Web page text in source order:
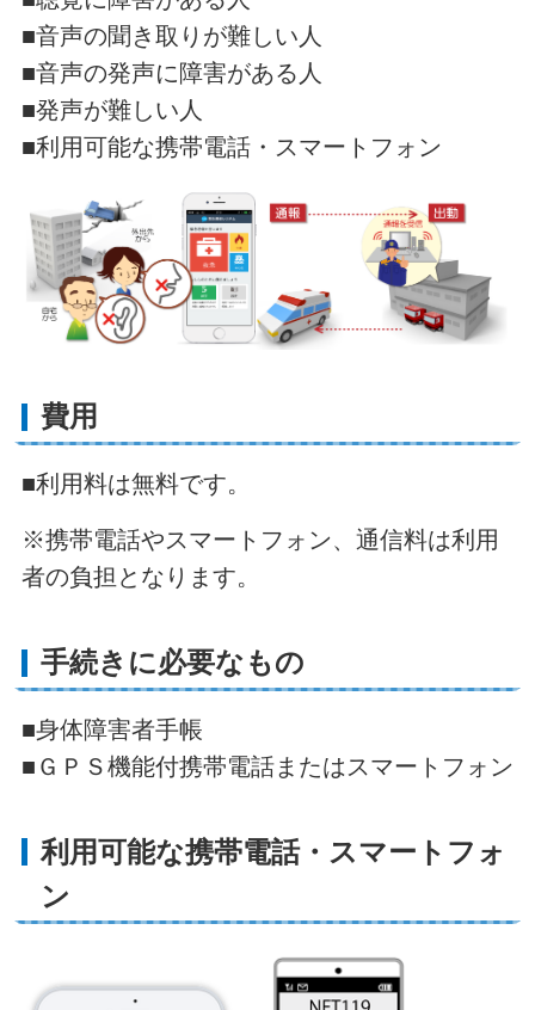
■音声の聞き取りが難しい人
■音声の発声に障害がある人
■発声が難しい人
■利用可能な携帯電話・スマートフォン
費用
■利用料は無料です。
※携帯電話やスマートフォン、通信料は利用
者の負担となります。
手続きに必要なもの
■身体障害者手帳
■ＧＰＳ機能付携帯電話またはスマートフォン
利用可能な携帯電話・スマートフォ
ン